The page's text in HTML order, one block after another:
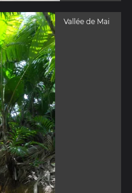
Vallée de Mai